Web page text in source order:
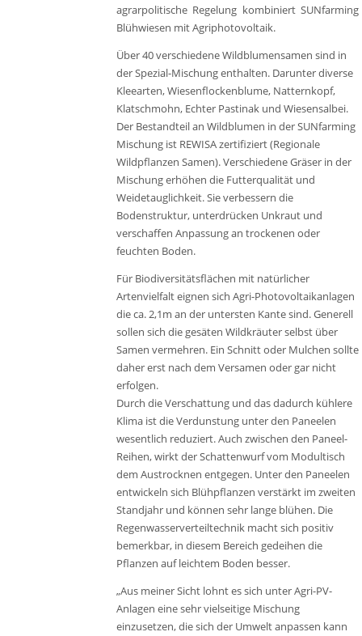
agrarpolitische Regelung kombiniert SUNfarming
Blühwiesen mit Agriphotovoltaik.
Über 40 verschiedene Wildblumensamen sind in
der Spezial-Mischung enthalten. Darunter diverse
Kleearten, Wiesenflockenblume, Natternkopf,
Klatschmohn, Echter Pastinak und Wiesensalbei.
Der Bestandteil an Wildblumen in der SUNfarming
Mischung ist REWISA zertifiziert (Regionale
Wildpflanzen Samen). Verschiedene Gräser in der
Mischung erhöhen die Futterqualität und
Weidetauglichkeit. Sie verbessern die
Bodenstruktur, unterdrücken Unkraut und
verschaffen Anpassung an trockenen oder
feuchten Boden.
Für Biodiversitätsflächen mit natürlicher
Artenvielfalt eignen sich Agri-Photovoltaikanlagen
die ca. 2,1m an der untersten Kante sind. Generell
sollen sich die gesäten Wildkräuter selbst über
Samen vermehren. Ein Schnitt oder Mulchen sollte
daher erst nach dem Versamen oder gar nicht
erfolgen.
Durch die Verschattung und das dadurch kühlere
Klima ist die Verdunstung unter den Paneelen
wesentlich reduziert. Auch zwischen den Paneel-
Reihen, wirkt der Schattenwurf vom Modultisch
dem Austrocknen entgegen. Unter den Paneelen
entwickeln sich Blühpflanzen verstärkt im zweiten
Standjahr und können sehr lange blühen. Die
Regenwasserverteiltechnik macht sich positiv
bemerkbar, in diesem Bereich gedeihen die
Pflanzen auf leichtem Boden besser.
„Aus meiner Sicht lohnt es sich unter Agri-PV-
Anlagen eine sehr vielseitige Mischung
einzusetzen, die sich der Umwelt anpassen kann